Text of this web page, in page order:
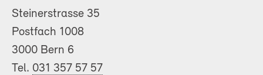
Steinerstrasse 35
Postfach 1008
3000 Bern 6
Tel. 031 357 57 57